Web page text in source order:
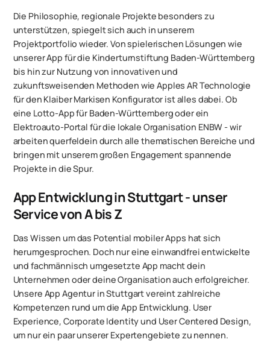
Die Philosophie, regionale Projekte besonders zu
unterstützen, spiegelt sich auch in unserem
Projektportfolio wieder. Von spielerischen Lösungen wie
unserer App für die Kinderturnstiftung Baden-Württemberg
bis hin zur Nutzung von innovativen und
zukunftsweisenden Methoden wie Apples AR Technologie
für den Klaiber Markisen Konfigurator ist alles dabei. Ob
eine Lotto-App für Baden-Württemberg oder ein
Elektroauto-Portal für die lokale Organisation ENBW - wir
arbeiten querfeldein durch alle thematischen Bereiche und
bringen mit unserem großen Engagement spannende
Projekte in die Spur.
App Entwicklung in Stuttgart - unser
Service von A bis Z
Das Wissen um das Potential mobiler Apps hat sich
herumgesprochen. Doch nur eine einwandfrei entwickelte
und fachmännisch umgesetzte App macht dein
Unternehmen oder deine Organisation auch erfolgreicher.
Unsere App Agentur in Stuttgart vereint zahlreiche
Kompetenzen rund um die App Entwicklung. User
Experience, Corporate Identity und User Centered Design,
um nur ein paar unserer Expertengebiete zu nennen.